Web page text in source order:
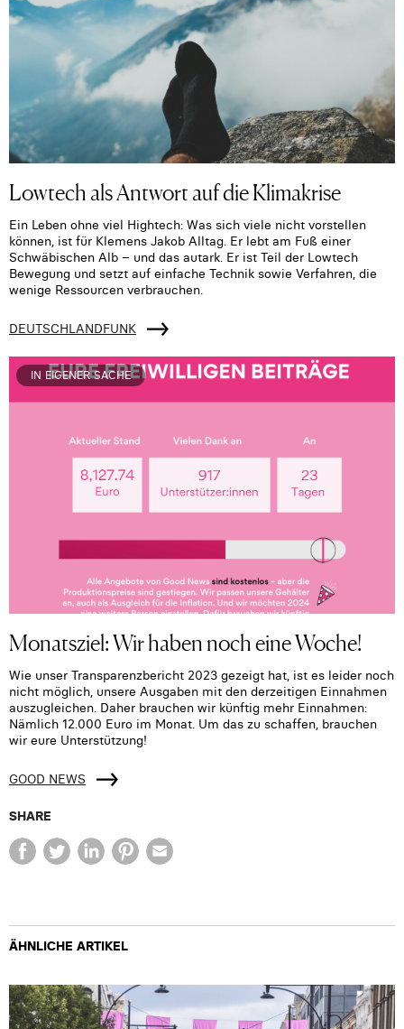
Lowtech als Antwort auf die Klimakrise
Ein Leben ohne viel Hightech: Was sich viele nicht vorstellen
können, ist für Klemens Jakob Alltag. Er lebt am Fuß einer
Schwäbischen Alb – und das autark. Er ist Teil der Lowtech
Bewegung und setzt auf einfache Technik sowie Verfahren, die
wenige Ressourcen verbrauchen.
DEUTSCHLANDFUNK
IN EIGENER SACHE
Monatsziel: Wir haben noch eine Woche!
Wie unser Transparenzbericht 2023 gezeigt hat, ist es leider noch
nicht möglich, unsere Ausgaben mit den derzeitigen Einnahmen
auszugleichen. Daher brauchen wir künftig mehr Einnahmen:
Nämlich 12.000 Euro im Monat. Um das zu schaffen, brauchen
wir eure Unterstützung!
GOOD NEWS
SHARE
ÄHNLICHE ARTIKEL